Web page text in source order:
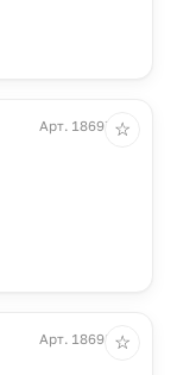
Арт. 18697.43
☆
Арт. 18698.43
☆